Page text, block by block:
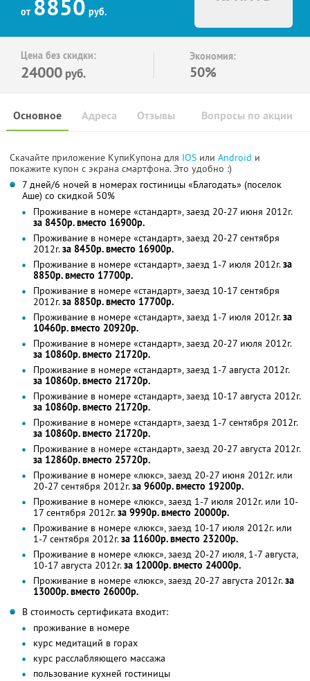
от 8850 руб.
Цена без скидки:
24000 руб.
Экономия:
50%
Основное Отзывы Вопросы по акции
Адреса
Скачайте приложение КупиКупона для IOS или Android и
покажите купон с экрана смартфона. Это удобно :)
7 дней/6 ночей в номерах гостиницы «Благодать» (поселок
Аше) со скидкой 50%
Проживание в номере «стандарт», заезд 20-27 июня 2012г.
за 8450р. вместо 16900р.
Проживание в номере «стандарт», заезд 20-27 сентября
2012г.за 8450р. вместо 16900р.
Проживание в номере «стандарт», заезд 1-7 июля 2012г.за
8850р. вместо 17700р.
Проживание в номере «стандарт», заезд 10-17 сентября
2012г.за 8850р. вместо 17700р.
Проживание в номере «стандарт», заезд 1-7 июля 2012г.за
10460р. вместо 20920р.
Проживание в номере «стандарт», заезд 20-27 июля 2012г.
за 10860р. вместо 21720р.
Проживание в номере «стандарт», заезд 1-7 августа 2012г.
за 10860р. вместо 21720р.
Проживание в номере «стандарт», заезд 10-17 августа 2012г.
за 10860р. вместо 21720р.
Проживание в номере «стандарт», заезд 1-7 сентября 2012г.
за 10860р. вместо 21720р.
Проживание в номере «стандарт», заезд 20-27 августа 2012г.
за 12860р. вместо 25720р.
Проживание в номере «люкс», заезд 20-27 июня 2012г. или
20-27 сентября 2012г.за 9600р. вместо 19200р.
Проживание в номере «люкс», заезд 1-7 июля 2012г. или 10-
17 сентября 2012г.за 9990р. вместо 20000р.
Проживание в номере «люкс», заезд 10-17 июля 2012г. или
1-7 сентября 2012г.за 11600р. вместо 23200р.
Проживание в номере «люкс», заезд 20-27 июля, 1-7 августа,
10-17 августа 2012г.за 12000р. вместо 24000р.
Проживание в номере «люкс», заезд 20-27 августа 2012г.за
13000р. вместо 26000р.
В стоимость сертификата входит:
проживание в номере
курс медитаций в горах
курс расслабляющего массажа
пользование кухней гостиницы